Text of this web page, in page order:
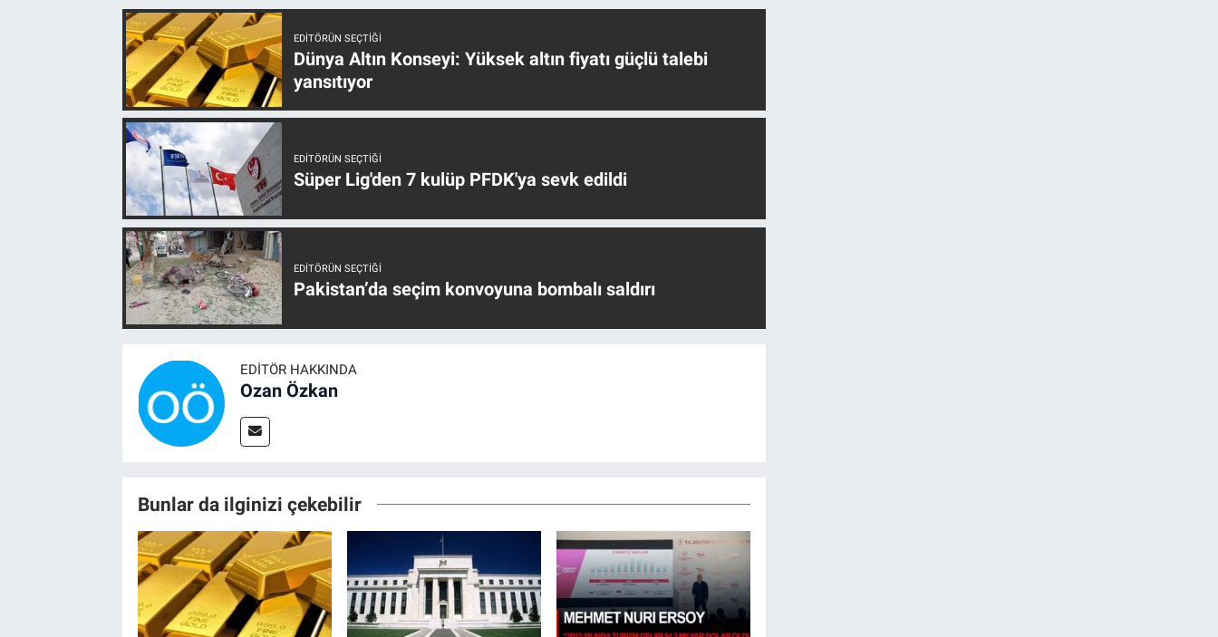
EDITÖRÜN SEÇTIĞI
Dünya Altın Konseyi: Yüksek altın fiyatı güçlü talebi
yansıtıyor
EDITÖRÜN SEÇTIĞI
Süper Lig'den 7 kulüp PFDK'ya sevk edildi
EDITÖRÜN SEÇTIĞI
Pakistan’da seçim konvoyuna bombalı saldırı
EDITÖR HAKKINDA
Ozan Özkan
Bunlar da ilginizi çekebilir